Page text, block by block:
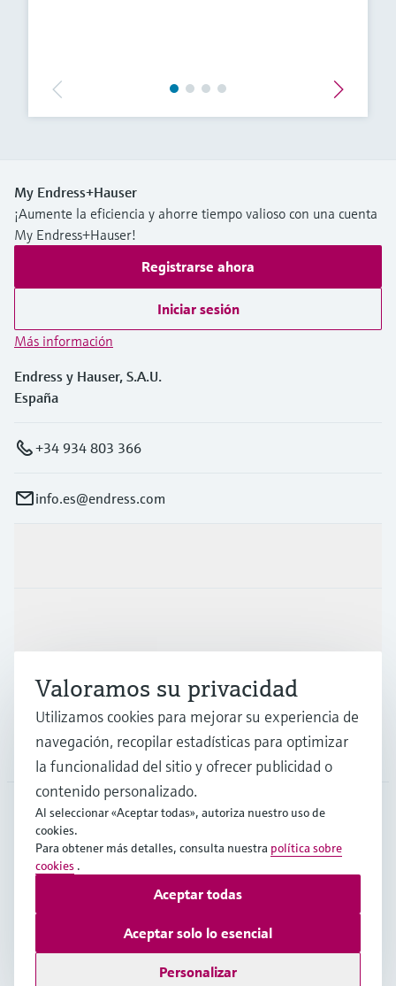
My Endress+Hauser
¡Aumente la eficiencia y ahorre tiempo valioso con una cuenta
My Endress+Hauser!
Registrarse ahora
Iniciar sesión
Más información
Endress y Hauser, S.A.U.
España
+34 934 803 366
info.es@endress.com
Soporte
Compañía
ESP
Copyright © Endress+Hauser Group Services AG
Protección de datos
Términos y condiciones generales
Valoramos su privacidad
Utilizamos cookies para mejorar su experiencia de
navegación, recopilar estadísticas para optimizar
la funcionalidad del sitio y ofrecer publicidad o
contenido personalizado.
Al seleccionar «Aceptar todas», autoriza nuestro uso de
cookies.
Para obtener más detalles, consulta nuestra política sobre
cookies .
Personalizar
Aceptar solo lo esencial
Aceptar todas